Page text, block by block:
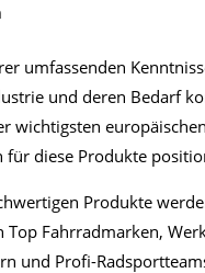
umfassenden
und deren Bedarf
wichtigsten
für diese Produkte
Produkte
Top Fahrradmarken,
und Profi-